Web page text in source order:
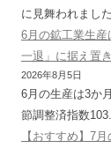
に見舞われまし
6月の鉱工業生
一退」に据え置き
2026年8月5日
6月の生産は3か
節調整済指数
【おすすめ】7